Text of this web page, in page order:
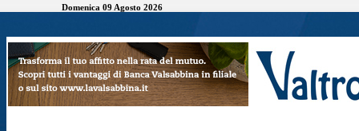
Domenica 09 Agosto 2026